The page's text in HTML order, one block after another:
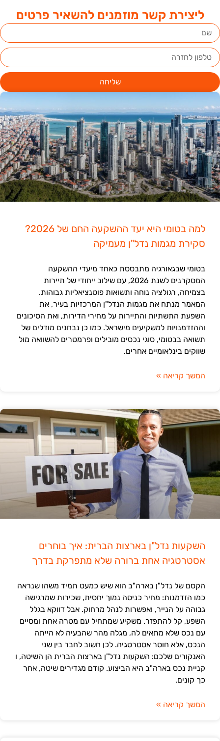
ליצירת קשר מוזמנים להשאיר פרטים
שליחה
למה בטומי היא יעד ההשקעה החם של 2026?
סקירת מגמות נדל"ן מעמיקה
בטומי שבגאורגיה מתבססת כאחד מיעדי ההשקעה
המסקרנים לשנת 2026, עם שילוב ייחודי של תיירות
בצמיחה, רגולציה נוחה ותשואות פוטנציאליות גבוהות.
המאמר מנתח את מגמות הנדל"ן המרכזיות בעיר, את
השפעת התשתיות והתיירות על מחירי הדירות, ואת הסיכונים
וההזדמנויות למשקיעים מישראל. כמו כן נבחנים מודלים של
תשואה בבטומי, סוגי נכסים מובילים ופרמטרים להשוואה מול
שווקים בינלאומיים אחרים.
המשך קריאה »
השקעות נדל"ן בארצות הברית: איך בוחרים
אסטרטגיה אחת ברורה שלא מתפרקת בדרך
הקסם של נדל"ן בארה"ב הוא שיש כמעט תמיד משהו שנראה
כמו הזדמנות: מחיר כניסה נמוך יחסית, שכירות שמרגישה
גבוהה על הנייר, ואפשרות לנהל מרחוק. אבל דווקא בגלל
השפע, קל להתפזר. משקיע שמתחיל עם מטרה אחת ומסיים
עם נכס שלא מתאים לה, מגלה מהר שהבעיה לא הייתה
הנכס, אלא חוסר אסטרטגיה. לכן חשוב לחבר בין שני
האנקורים שלכם: השקעות נדל"ן בארצות הברית הן השיטה, ו
קניית נכס בארה"ב היא הביצוע. קודם מגדירים שיטה, אחר
כך קונים.
המשך קריאה »